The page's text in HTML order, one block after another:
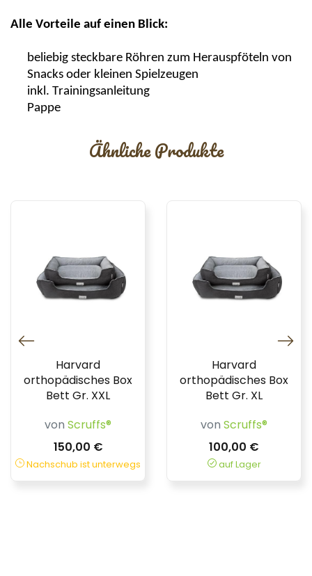
Alle Vorteile auf einen Blick:
beliebig steckbare Röhren zum Herauspföteln von
Snacks oder kleinen Spielzeugen
inkl. Trainingsanleitung
Pappe
Ähnliche Produkte
Harvard
orthopädisches Box
Bett Gr. XXL
von Scruffs®
150,00 €
Nachschub ist unterwegs
Harvard
orthopädisches Box
Bett Gr. XL
von Scruffs®
100,00 €
auf Lager